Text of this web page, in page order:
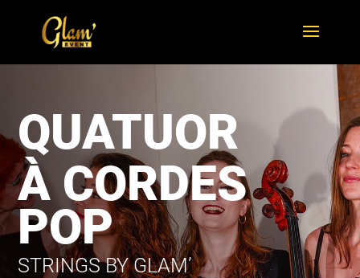
QUATUOR
À CORDES
POP
STRINGS BY GLAM’